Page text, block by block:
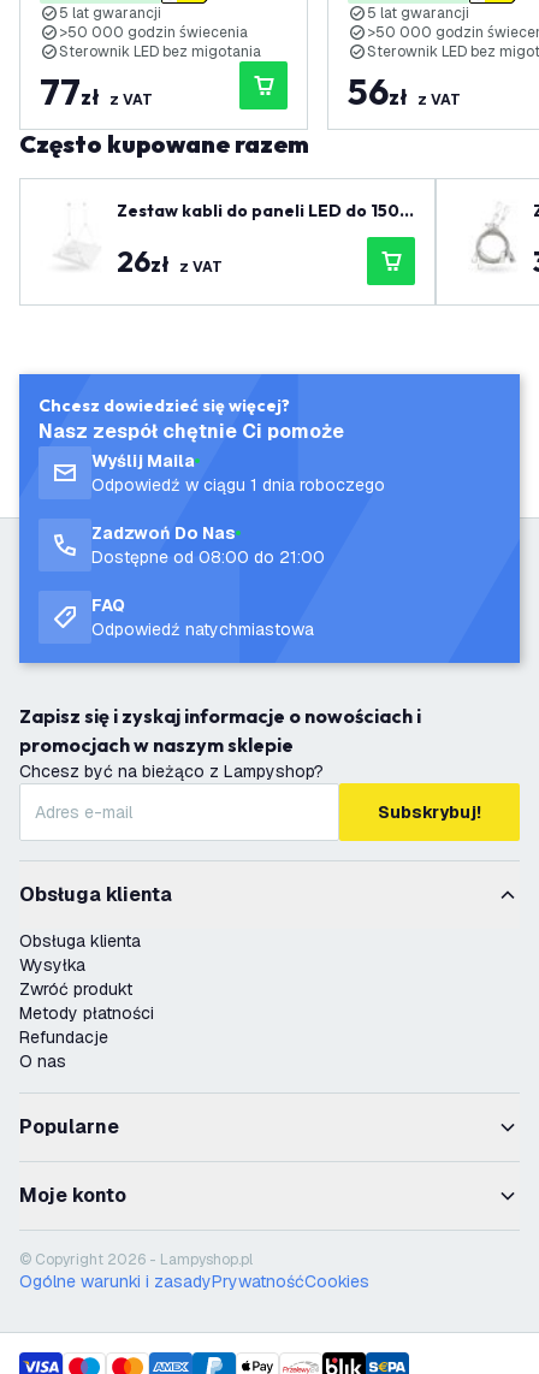
5 lat gwarancji
>50 000 godzin świecenia
Sterownik LED bez migotania
77zł z VAT
5 lat gwarancji
>50 000 godzin
Sterownik LED bez
56zł z VAT
Często kupowane razem
Zestaw kabli do paneli LED do 150 c
26zł z VAT
Chcesz dowiedzieć się więcej?
Nasz zespół chętnie Ci pomoże
Wyślij Maila
Odpowiedź w ciągu 1 dnia roboczego
Zadzwoń Do Nas
Dostępne od 08:00 do 21:00
FAQ
Odpowiedź natychmiastowa
Zapisz się i zyskaj informacje o nowościach i
promocjach w naszym sklepie
Chcesz być na bieżąco z Lampyshop?
Subskrybuj!
Obsługa klienta
Obsługa klienta
Wysyłka
Zwróć produkt
Metody płatności
Refundacje
O nas
Popularne
Moje konto
© Copyright 2026 - Lampyshop.pl
Ogólne warunki i zasadyPrywatnośćCookies